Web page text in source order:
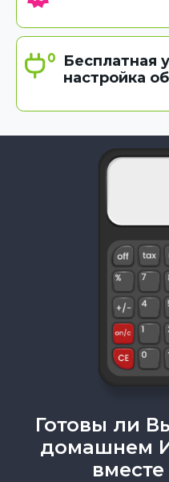
Бесплатная
настройка
Готовы ли
домашнем